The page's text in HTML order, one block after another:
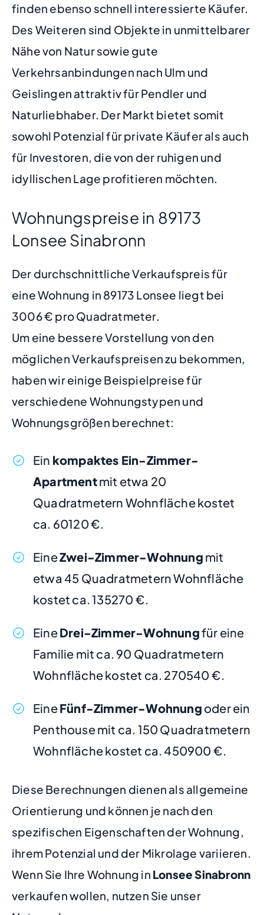
finden ebenso schnell interessierte Käufer.
Des Weiteren sind Objekte in unmittelbarer
Nähe von Natur sowie gute
Verkehrsanbindungen nach Ulm und
Geislingen attraktiv für Pendler und
Naturliebhaber. Der Markt bietet somit
sowohl Potenzial für private Käufer als auch
für Investoren, die von der ruhigen und
idyllischen Lage profitieren möchten.
Wohnungspreise in 89173
Lonsee Sinabronn
Der durchschnittliche Verkaufspreis für
eine Wohnung in 89173 Lonsee liegt bei
3006 € pro Quadratmeter.
Um eine bessere Vorstellung von den
möglichen Verkaufspreisen zu bekommen,
haben wir einige Beispielpreise für
verschiedene Wohnungstypen und
Wohnungsgrößen berechnet:
Ein kompaktes Ein-Zimmer-
Apartmentmit etwa 20
Quadratmetern Wohnfläche kostet
ca. 60120 €.
EineZwei-Zimmer-Wohnung mit
etwa 45 Quadratmetern Wohnfläche
kostet ca. 135270 €.
EineDrei-Zimmer-Wohnungfür eine
Familie mit ca. 90 Quadratmetern
Wohnfläche kostet ca. 270540 €.
EineFünf-Zimmer-Wohnung oder ein
Penthouse mit ca. 150 Quadratmetern
Wohnfläche kostet ca. 450900 €.
Diese Berechnungen dienen als allgemeine
Orientierung und können je nach den
spezifischen Eigenschaften der Wohnung,
ihrem Potenzial und der Mikrolage variieren.
Wenn Sie Ihre Wohnung in Lonsee Sinabronn
verkaufen wollen, nutzen Sie unser